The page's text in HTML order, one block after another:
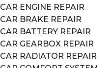
CAR ENGINE REPAIR
CAR BRAKE REPAIR
CAR BATTERY REPAIR
CAR GEARBOX REPAIR
CAR RADIATOR REPAIR